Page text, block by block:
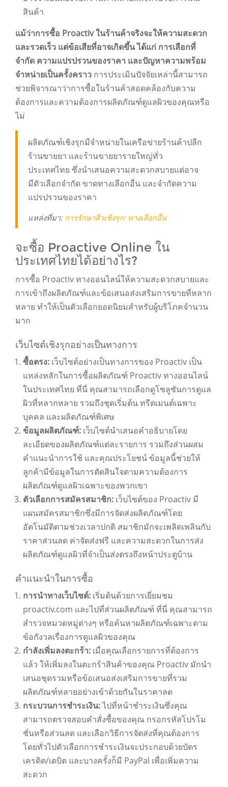
สินค้า
แม้ว่าการซื้อ Proactiv ในร้านค้าจริงจะให้ความสะดวก
และรวดเร็ว แต่ข้อเสียที่อาจเกิดขึ้น ได้แก่ การเลือกที่
จำกัด ความแปรปรวนของราคา และปัญหาความพร้อม
จำหน่ายเป็นครั้งคราว การประเมินปัจจัยเหล่านี้สามารถ
ช่วยพิจารณาว่าการซื้อในร้านค้าสอดคล้องกับความ
ต้องการและความต้องการผลิตภัณฑ์ดูแลผิวของคุณหรือ
ไม่
ผลิตภัณฑ์เชิงรุกมีจำหน่ายในเครือข่ายร้านค้าปลีก
ร้านขายยา และร้านขายยารายใหญ่ทั่ว
ประเทศไทย ซึ่งนำเสนอความสะดวกสบายแต่อาจ
มีตัวเลือกจำกัด ขาดทางเลือกอื่น และจำกัดความ
แปรปรวนของราคา
แหล่งที่มา: การรักษาสิวเชิงรุก: ทางเลือกอื่น
จะซื้อ Proactive Online ใน
ประเทศไทยได้อย่างไร?
การซื้อ Proactiv ทางออนไลน์ให้ความสะดวกสบายและ
การเข้าถึงผลิตภัณฑ์และข้อเสนอส่งเสริมการขายที่หลาก
หลาย ทำให้เป็นตัวเลือกยอดนิยมสำหรับผู้บริโภคจำนวน
มาก
เว็บไซต์เชิงรุกอย่างเป็นทางการ
ซื้อตรง: เว็บไซต์อย่างเป็นทางการของ Proactiv เป็น
แหล่งหลักในการซื้อผลิตภัณฑ์ Proactiv ทางออนไลน์
ในประเทศไทย ที่นี่ คุณสามารถเลือกดูโซลูชันการดูแล
ผิวที่หลากหลาย รวมถึงชุดเริ่มต้น ทรีตเมนต์เฉพาะ
บุคคล และผลิตภัณฑ์พิเศษ
ข้อมูลผลิตภัณฑ์: เว็บไซต์นำเสนอคำอธิบายโดย
ละเอียดของผลิตภัณฑ์แต่ละรายการ รวมถึงส่วนผสม
คำแนะนำการใช้ และคุณประโยชน์ ข้อมูลนี้ช่วยให้
ลูกค้ามีข้อมูลในการตัดสินใจตามความต้องการ
ผลิตภัณฑ์ดูแลผิวเฉพาะของพวกเขา
ตัวเลือกการสมัครสมาชิก: เว็บไซต์ของ Proactiv มี
แผนสมัครสมาชิกซึ่งมีการจัดส่งผลิตภัณฑ์โดย
อัตโนมัติตามช่วงเวลาปกติ สมาชิกมักจะเพลิดเพลินกับ
ราคาส่วนลด ค่าจัดส่งฟรี และความสะดวกในการส่ง
ผลิตภัณฑ์ดูแลผิวที่จำเป็นส่งตรงถึงหน้าประตูบ้าน
คำแนะนำในการซื้อ
การนำทางเว็บไซต์: เริ่มต้นด้วยการเยี่ยมชม
proactiv.com และไปที่ส่วนผลิตภัณฑ์ ที่นี่ คุณสามารถ
สำรวจหมวดหมู่ต่างๆ หรือค้นหาผลิตภัณฑ์เฉพาะตาม
ข้อกังวลเรื่องการดูแลผิวของคุณ
กำลังเพิ่มลงตะกร้า: เมื่อคุณเลือกรายการที่ต้องการ
แล้ว ให้เพิ่มลงในตะกร้าสินค้าของคุณ Proactiv มักนำ
เสนอชุดรวมหรือข้อเสนอส่งเสริมการขายที่รวม
ผลิตภัณฑ์หลายอย่างเข้าด้วยกันในราคาลด
กระบวนการชำระเงิน:ไปที่หน้าชำระเงินซึ่งคุณ
สามารถตรวจสอบคำสั่งซื้อของคุณ กรอกรหัสโปรโม
ชั่นหรือส่วนลด และเลือกวิธีการจัดส่งที่คุณต้องการ
โดยทั่วไปตัวเลือกการชำระเงินจะประกอบด้วยบัตร
เครดิต/เดบิต และบางครั้งก็มี PayPal เพื่อเพิ่มความ
สะดวก